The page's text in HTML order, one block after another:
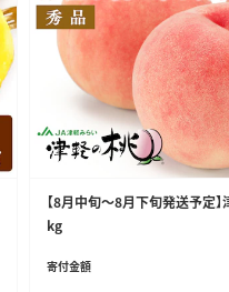
【8月中旬～8月下旬発送予定
kg
寄付金額